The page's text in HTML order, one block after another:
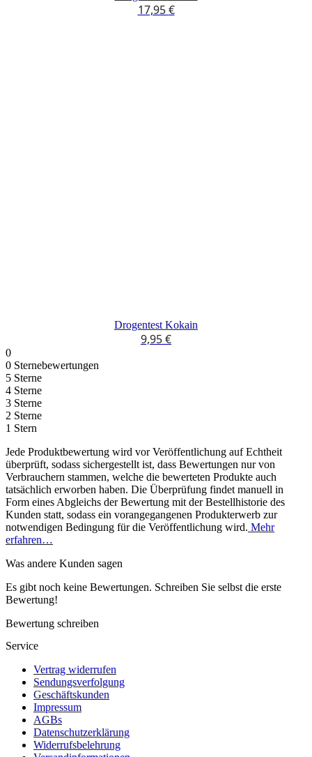
17,95€
Drogentest Kokain
9,95€
0
0 Sternebewertungen
5 Sterne
4 Sterne
3 Sterne
2 Sterne
1 Stern
Jede Produktbewertung wird vor Veröffentlichung auf Echtheit
überprüft, sodass sichergestellt ist, dass Bewertungen nur von
Verbrauchern stammen, welche die bewerteten Produkte auch
tatsächlich erworben haben. Die Überprüfung findet manuell in
Form eines Abgleichs der Bewertung mit der Bestellhistorie des
Kunden statt, sodass ein vorangegangenen Produkterwerb zur
notwendigen Bedingung für die Veröffentlichung wird. Mehr
erfahren…
Was andere Kunden sagen
Es gibt noch keine Bewertungen. Schreiben Sie selbst die erste
Bewertung!
Bewertung schreiben
Service
Vertrag widerrufen
Sendungsverfolgung
Geschäftskunden
Impressum
AGBs
Datenschutzerklärung
Widerrufsbelehrung